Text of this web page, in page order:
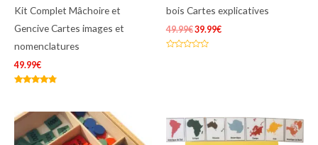
Kit Complet Mâchoire et
Gencive Cartes images et
nomenclatures
49.99€
bois Cartes explicatives
49.99€39.99€